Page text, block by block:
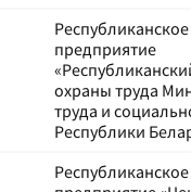
предприятие
охраны труда
труда и
Республики